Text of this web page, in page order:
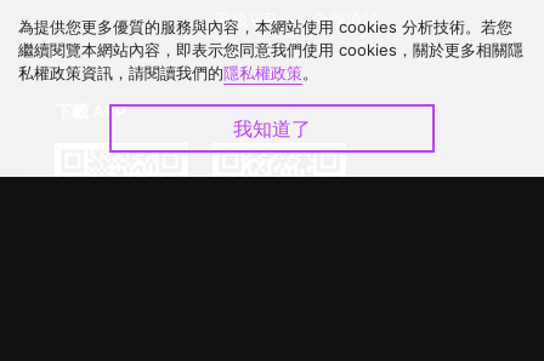
升級VIP
合作洽談
下載 APP
為提供您更多優質的服務與內容，本網站使用 cookies 分析技術。若您
繼續閱覽本網站內容，即表示您同意我們使用 cookies，關於更多相關隱
私權政策資訊，請閱讀我們的隱私權政策。
我知道了